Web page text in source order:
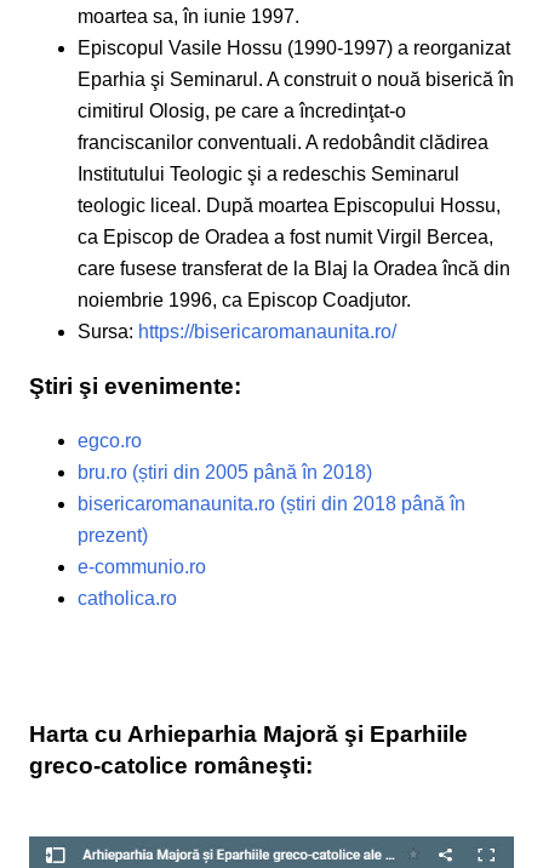
moartea sa, în iunie 1997.
Episcopul Vasile Hossu (1990-1997) a reorganizat
Eparhia şi Seminarul. A construit o nouă biserică în
cimitirul Olosig, pe care a încredinţat-o
franciscanilor conventuali. A redobândit clădirea
Institutului Teologic şi a redeschis Seminarul
teologic liceal. După moartea Episcopului Hossu,
ca Episcop de Oradea a fost numit Virgil Bercea,
care fusese transferat de la Blaj la Oradea încă din
noiembrie 1996, ca Episcop Coadjutor.
Sursa: https://bisericaromanaunita.ro/
Ştiri şi evenimente:
egco.ro
bru.ro (știri din 2005 până în 2018)
bisericaromanaunita.ro (știri din 2018 până în
prezent)
e-communio.ro
catholica.ro
Harta cu Arhieparhia Majoră şi Eparhiile
greco-catolice româneşti: